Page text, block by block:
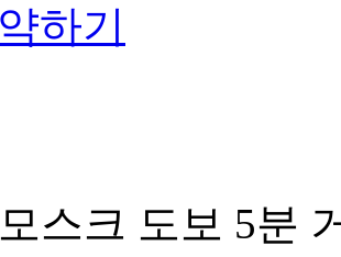
하기
스크 도보 5분